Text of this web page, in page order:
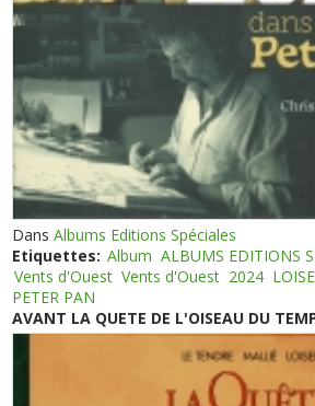
DansAlbums Editions Spéciales
Etiquettes: Album ALBUMS EDITIONS
Vents d'Ouest Vents d'Ouest 2024
PETER PAN
AVANT LA QUETE DE L'OISEAU DU